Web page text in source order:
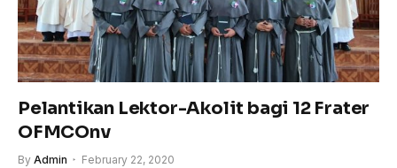
Pelantikan Lektor-Akolit bagi 12 Frater
OFMCOnv
By Admin February 22, 2020